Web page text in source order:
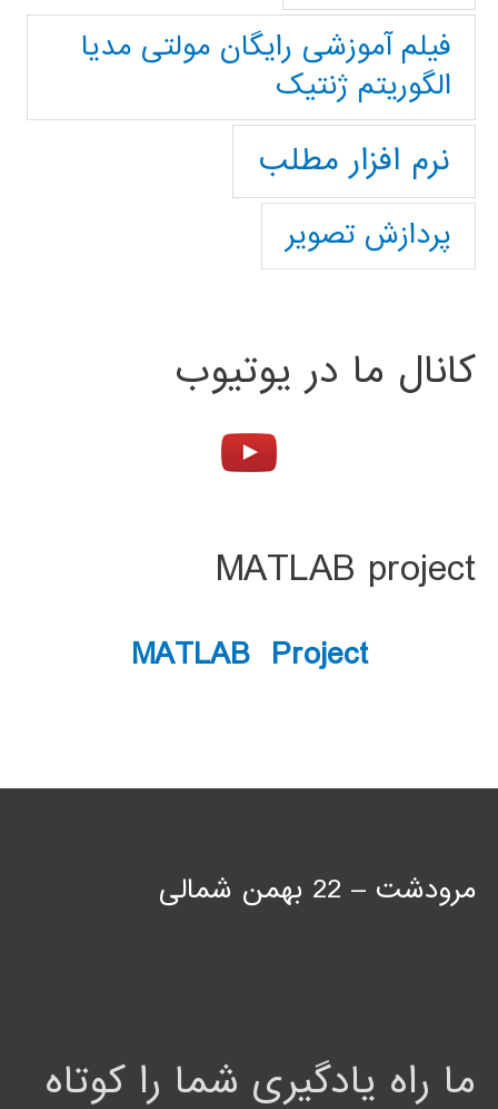
فیلم آموزشی رایگان مولتی مدیا
الگوریتم ژنتیک
نرم افزار مطلب
پردازش تصویر
کانال ما در یوتیوب
MATLAB project
MATLAB Project
مرودشت – 22 بهمن شمالی
ما راه یادگیری شما را کوتاه